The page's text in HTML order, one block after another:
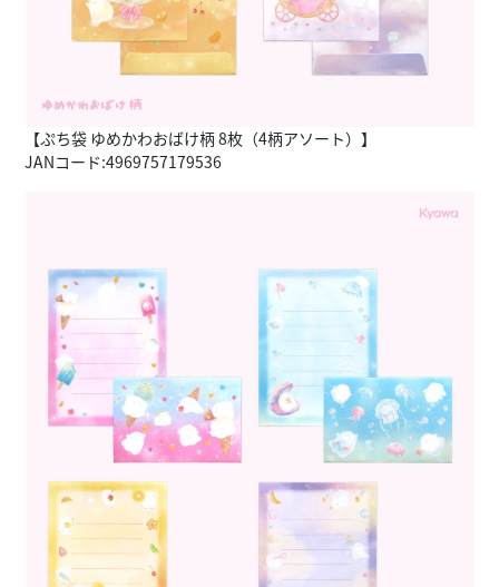
【ぷち袋 ゆめかわおばけ柄 8枚（4柄アソート）】
JANコード:4969757179536